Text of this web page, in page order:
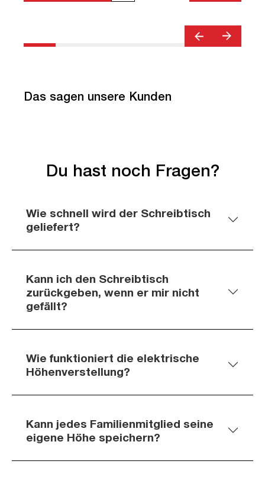
Das sagen unsere Kunden
Du hast noch Fragen?
Wie schnell wird der Schreibtisch
geliefert?
Kann ich den Schreibtisch
zurückgeben, wenn er mir nicht
gefällt?
Wie funktioniert die elektrische
Höhenverstellung?
Kann jedes Familienmitglied seine
eigene Höhe speichern?